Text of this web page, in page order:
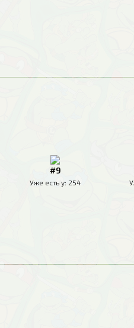
#9
Уже есть у: 254